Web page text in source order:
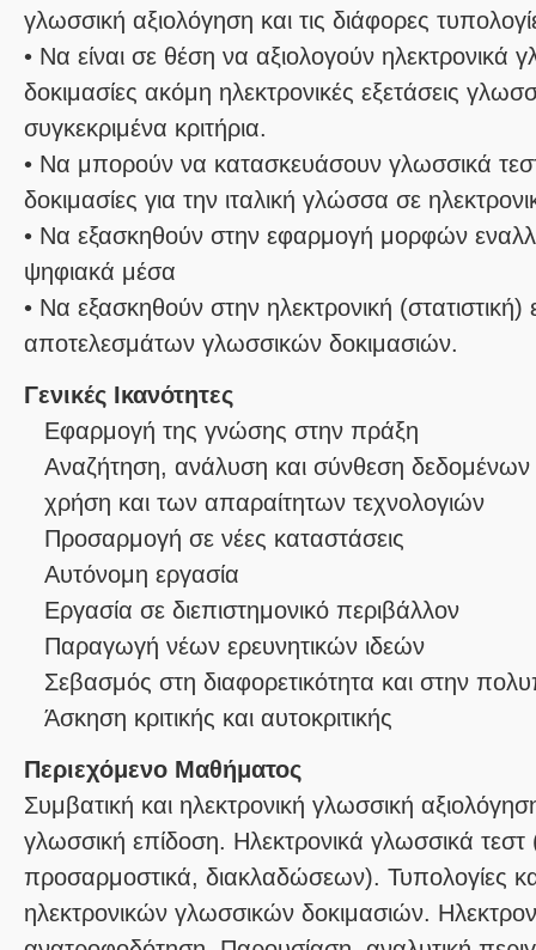
γλωσσική αξιολόγηση και τις διάφορες
• Να είναι σε θέση να αξιολογούν ηλεκτρονικά
δοκιμασίες ακόμη ηλεκτρονικές εξετάσεις
συγκεκριμένα κριτήρια.
• Να μπορούν να κατασκευάσουν γλωσσικά
δοκιμασίες για την ιταλική γλώσσα σε
• Να εξασκηθούν στην εφαρμογή μορφών
ψηφιακά μέσα
• Να εξασκηθούν στην ηλεκτρονική (στατιστική)
Γενικές Ικανότητες
Εφαρμογή της γνώσης στην πράξη
Αναζήτηση, ανάλυση και σύνθεση
χρήση και των απαραίτητων τεχνολογιών
Προσαρμογή σε νέες καταστάσεις
Αυτόνομη εργασία
Εργασία σε διεπιστημονικό περιβάλλον
Παραγωγή νέων ερευνητικών ιδεών
Σεβασμός στη διαφορετικότητα και στην
Άσκηση κριτικής και αυτοκριτικής
Περιεχόμενο Μαθήματος
Συμβατική και ηλεκτρονική γλωσσική
γλωσσική επίδοση. Ηλεκτρονικά γλωσσικά τεστ
προσαρμοστικά, διακλαδώσεων). Τυπολογίες
ηλεκτρονικών γλωσσικών δοκιμασιών.